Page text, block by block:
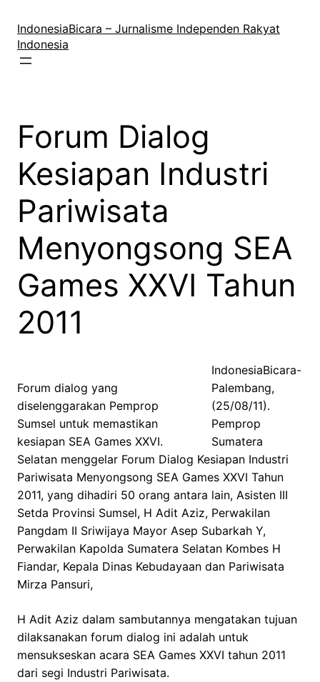
konten
IndonesiaBicara – Jurnalisme Independen Rakyat
Indonesia
Forum Dialog
Kesiapan Industri
Pariwisata
Menyongsong SEA
Games XXVI Tahun
2011
Forum dialog yang
diselenggarakan Pemprop
Sumsel untuk memastikan
kesiapan SEA Games XXVI.
IndonesiaBicara-
Palembang,
(25/08/11).
Pemprop
Sumatera
Selatan menggelar Forum Dialog Kesiapan Industri
Pariwisata Menyongsong SEA Games XXVI Tahun
2011, yang dihadiri 50 orang antara lain, Asisten III
Setda Provinsi Sumsel, H Adit Aziz, Perwakilan
Pangdam II Sriwijaya Mayor Asep Subarkah Y,
Perwakilan Kapolda Sumatera Selatan Kombes H
Fiandar, Kepala Dinas Kebudayaan dan Pariwisata
Mirza Pansuri,
H Adit Aziz dalam sambutannya mengatakan tujuan
dilaksanakan forum dialog ini adalah untuk
mensukseskan acara SEA Games XXVI tahun 2011
dari segi Industri Pariwisata.